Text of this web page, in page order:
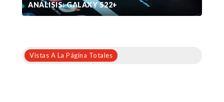
ANÁLISIS: GALAXY S22+
Vistas A La Página Totales